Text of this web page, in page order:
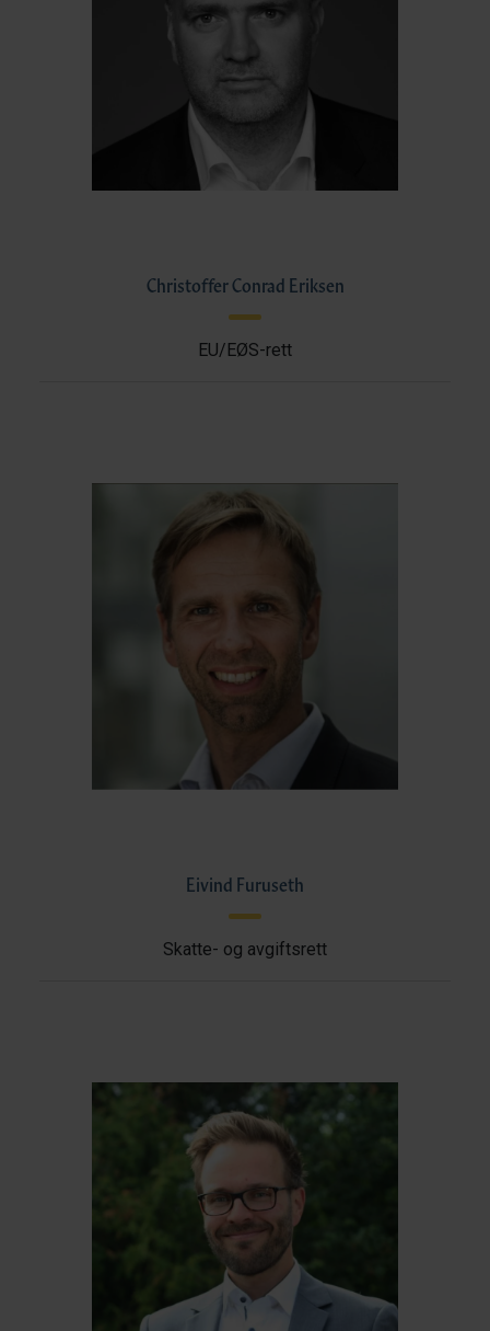
Christoffer Conrad Eriksen
EU/EØS-rett
Eivind Furuseth
Skatte- og avgiftsrett